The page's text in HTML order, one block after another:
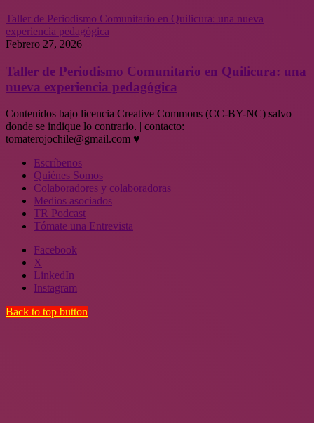
Taller de Periodismo Comunitario en Quilicura: una nueva
experiencia pedagógica
Febrero 27, 2026
Taller de Periodismo Comunitario en Quilicura: una
nueva experiencia pedagógica
Contenidos bajo licencia Creative Commons (CC-BY-NC) salvo
donde se indique lo contrario. | contacto:
tomaterojochile@gmail.com ♥
Escríbenos
Quiénes Somos
Colaboradores y colaboradoras
Medios asociados
TR Podcast
Tómate una Entrevista
Facebook
X
LinkedIn
Instagram
Back to top button